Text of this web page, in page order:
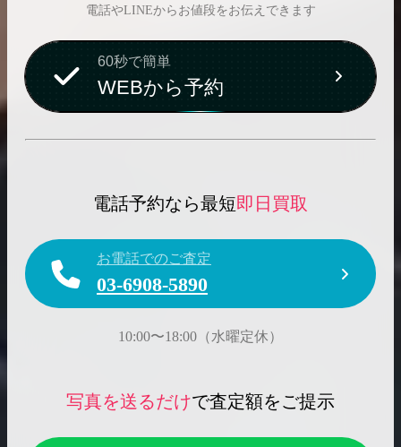
電話やLINEからお値段をお伝えできます
60秒で簡単
WEBから予約
電話予約なら最短即日買取
お電話でのご査定
03-6908-5890
10:00〜18:00（水曜定休）
写真を送るだけで査定額をご提示